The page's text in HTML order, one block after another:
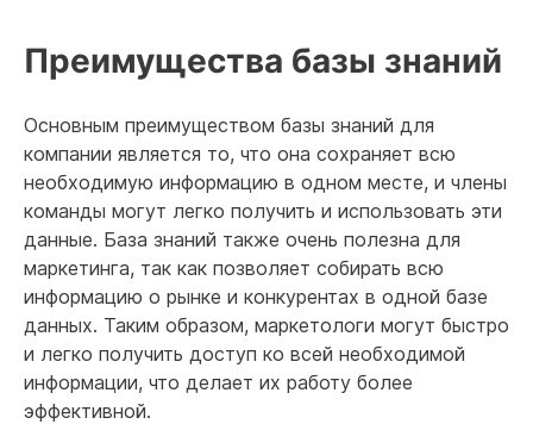
Преимущества базы знаний
Основным преимуществом базы знаний для
компании является то, что она сохраняет всю
необходимую информацию в одном месте, и члены
команды могут легко получить и использовать эти
данные. База знаний также очень полезна для
маркетинга, так как позволяет собирать всю
информацию о рынке и конкурентах в одной базе
данных. Таким образом, маркетологи могут быстро
и легко получить доступ ко всей необходимой
информации, что делает их работу более
эффективной.